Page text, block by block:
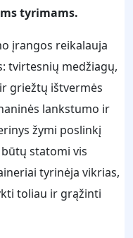
tyrimams.
įrangos reikalauja
tvirtesnių medžiagų,
griežtų ištvermės
lankstumo ir
žymi poslinkį
statomi vis
tyrinėja vikrias,
toliau ir grąžinti